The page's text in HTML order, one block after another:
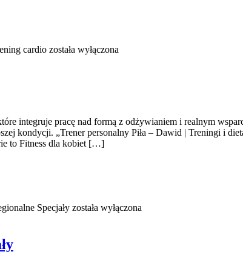
cardio została wyłączona
integruje pracę nad formą z odżywianiem i realnym
kondycji. „Trener personalny Piła – Dawid | Treningi i
to Fitness dla kobiet […]
Specjały została wyłączona